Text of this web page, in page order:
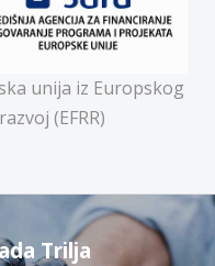
unija iz Europskog
(EFRR)
Trilja